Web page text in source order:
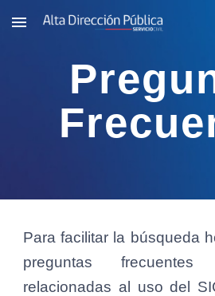
Skip to main content
Para facilitar la búsqueda
preguntas
relacionadas al uso del